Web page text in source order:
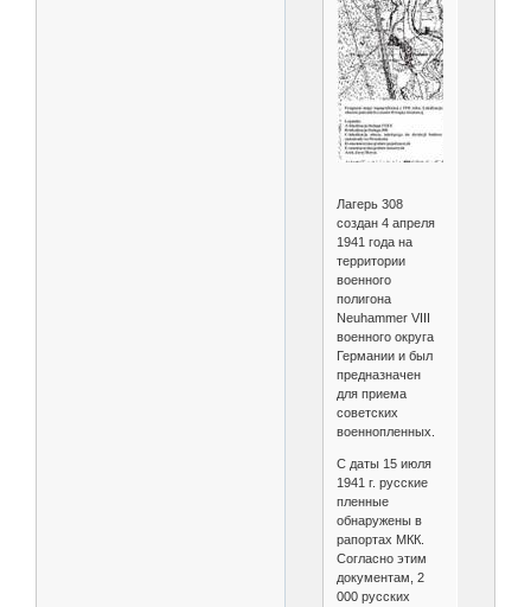
Лагерь 308
создан 4 апреля
1941 года на
территории
военного
полигона
Neuhammer VIII
военного округа
Германии и был
предназначен
для приема
советских
военнопленных.
С даты 15 июля
1941 г. русские
пленные
обнаружены в
рапортах МКК.
Согласно этим
документам, 2
000 русских